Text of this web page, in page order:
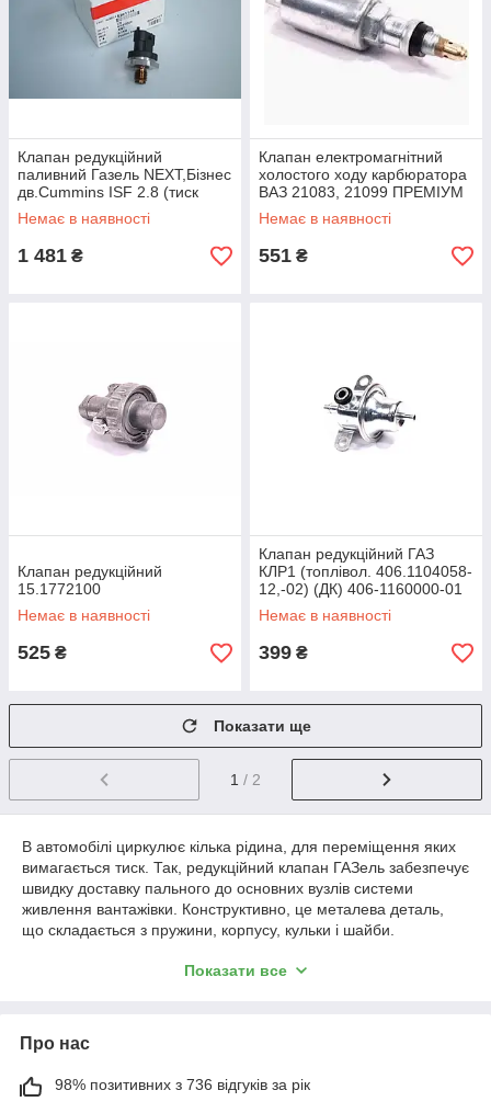
Клапан редукційний
паливний Газель NEXT,Бізнес
дв.Cummins ISF 2.8 (тиск
палива в рампі) (Cumm
Немає в наявності
1 481 ₴
Клапан електромагнітний
холостого ходу карбюратора
ВАЗ 21083, 21099 ПРЕМІУМ
(АВТО-СОЮЗ 88) 2108-
1107420
Немає в наявності
551 ₴
Клапан редукційний
15.1772100
Немає в наявності
525 ₴
Клапан редукційний ГАЗ
КЛР1 (топлівол. 406.1104058-
12,-02) (ДК) 406-1160000-01
Немає в наявності
399 ₴
Показати ще
1 / 2
В автомобілі циркулює кілька рідина, для переміщення яких
вимагається тиск. Так, редукційний клапан ГАЗель забезпечує
швидку доставку пального до основних вузлів системи
живлення вантажівки. Конструктивно, це металева деталь,
що складається з пружини, корпусу, кульки і шайби.
підтримання оптимального
середовища. Слабким
сайту є пружина. Вона:
Показати все
Про нас
98% позитивних з 736 відгуків за рік